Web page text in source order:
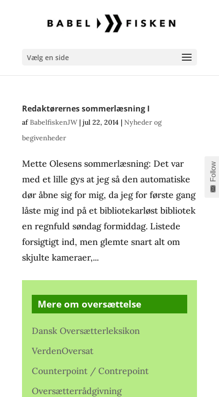
Vælg en side
Redaktørernes sommerlæsning I
afBabelfiskenJW| jul 22, 2014 | Nyheder og
begivenheder
Mette Olesens sommerlæsning: Det var
med et lille gys at jeg så den automatiske
dør åbne sig for mig, da jeg for første gang
låste mig ind på et bibliotekarløst bibliotek
en regnfuld søndag formiddag. Listede
forsigtigt ind, men glemte snart alt om
skjulte kameraer,...
Mere om oversættelse
Dansk Oversætterleksikon
VerdenOversat
Counterpoint / Contrepoint
Oversætterrådgivning
Follow